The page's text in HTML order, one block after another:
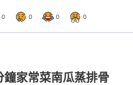
0 0 0 0
鐘家常菜南瓜蒸排骨